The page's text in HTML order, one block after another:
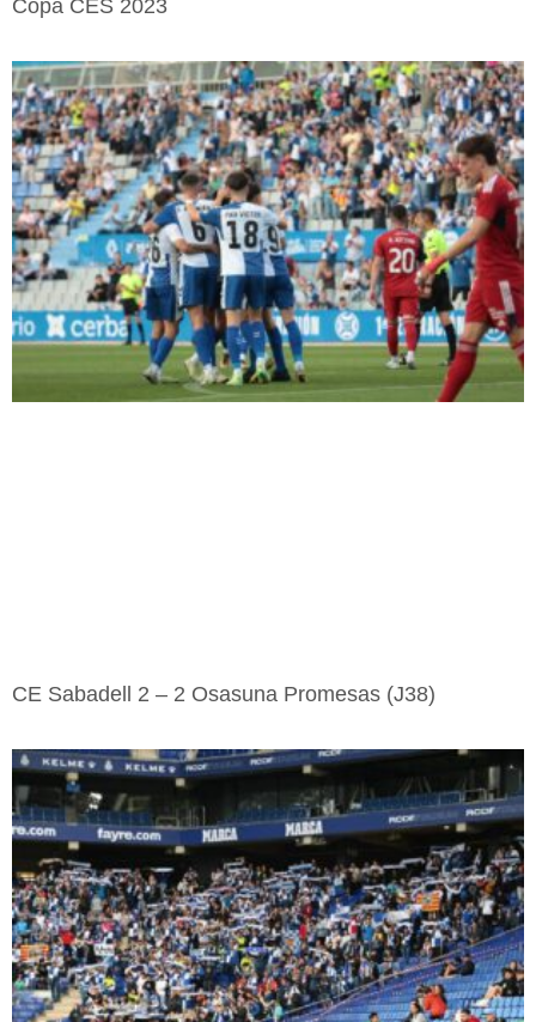
Copa CES 2023
CE Sabadell 2 – 2 Osasuna Promesas (J38)